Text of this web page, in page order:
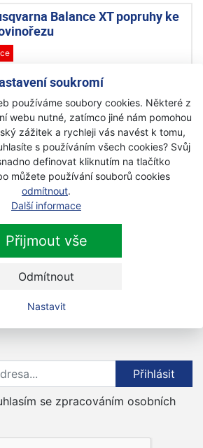
soukromí
používáme soubory cookies. Některé z
webu nutné, zatímco jiné nám pomohou
zážitek a rychleji vás navést k tomu,
s používáním všech cookies? Svůj
definovat kliknutím na tlačítko
můžete používání souborů cookies
odmítnout.
Další informace
Přijmout vše
Odmítnout
Nastavit
Balance XT popruhy ke
objednávku
Kč s DPH
Balance X popruhy ke
objednávku
490 Kč s DPH
novinek
Přihlásit
se zpracováním osobních